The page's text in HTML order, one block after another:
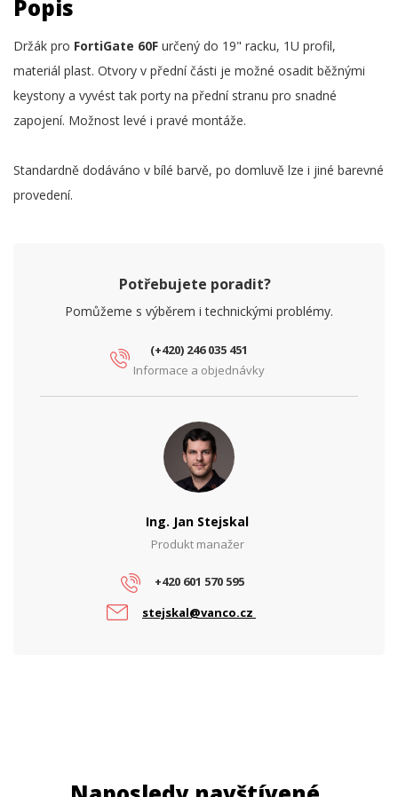
Popis
Držák pro FortiGate 60F určený do 19" racku, 1U profil,
materiál plast. Otvory v přední části je možné osadit běžnými
keystony a vyvést tak porty na přední stranu pro snadné
zapojení. Možnost levé i pravé montáže.
Standardně dodáváno v bílé barvě, po domluvě lze i jiné barevné
provedení.
Potřebujete poradit?
Pomůžeme s výběrem i technickými problémy.
(+420) 246 035 451
Informace a objednávky
Ing. Jan Stejskal
Produkt manažer
+420 601 570 595
stejskal@vanco.cz